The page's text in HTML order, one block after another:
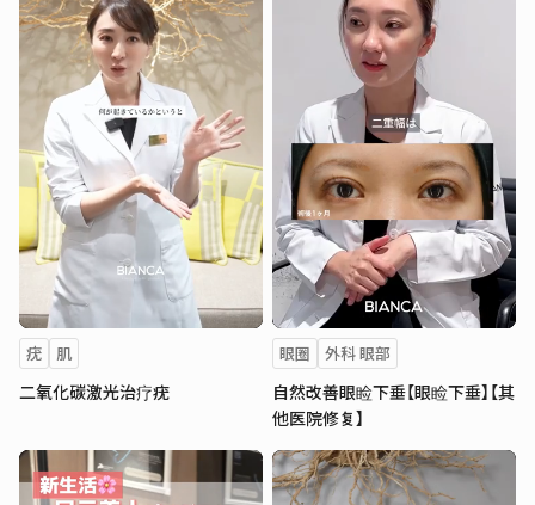
疣 肌
二氧化碳激光治疗疣
眼圈 外科 眼部
自然改善眼睑下垂【眼睑下垂】【其
他医院修复】